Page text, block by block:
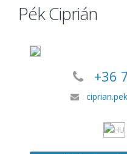
Pék Ciprián
+36